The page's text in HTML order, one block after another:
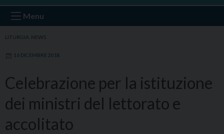
Ancona Osimo
Menu
LITURGIA NEWS
16 DICEMBRE 2018
Celebrazione per la istituzione
dei ministri del lettorato e
accolitato